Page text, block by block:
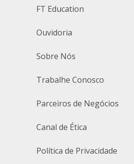
FT Education
Ouvidoria
Sobre Nós
Trabalhe Conosco
Parceiros de Negócios
Canal de Ética
Política de Privacidade